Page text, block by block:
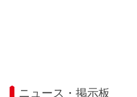
ニュース・掲示板